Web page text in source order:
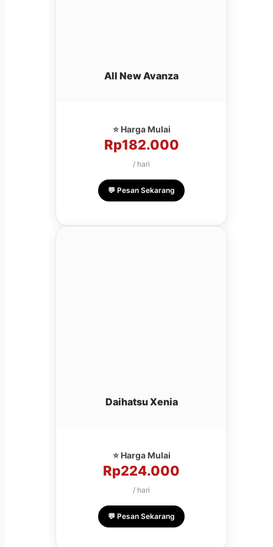
All New Avanza
⭐ Harga Mulai
Rp182.000
/ hari
💬 Pesan Sekarang
Daihatsu Xenia
⭐ Harga Mulai
Rp224.000
/ hari
💬 Pesan Sekarang